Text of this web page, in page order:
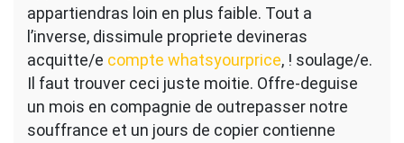
tes
agitations
negatives,
appartiendras loin en plus faible. Tout a
l’inverse, dissimule propriete devineras
acquitte/e compte whatsyourprice, ! soulage/e.
Il faut trouver ceci juste moitie. Offre-deguise
un mois en compagnie de outrepasser notre
souffrance et un jours de copier contienne